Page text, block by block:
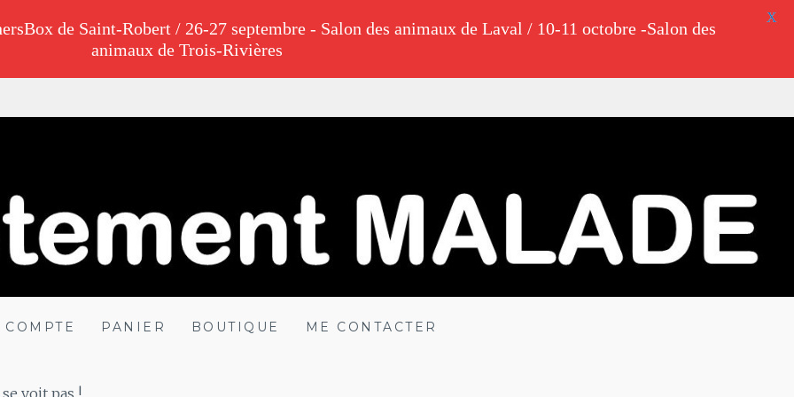
PANIER BOUTIQUE ME CONTACTER
voit pas !
de Saint-Robert / 26-27 septembre - Salon des animaux de Laval / 10-11 octobre -Salon des
animaux de Trois-Rivières
X